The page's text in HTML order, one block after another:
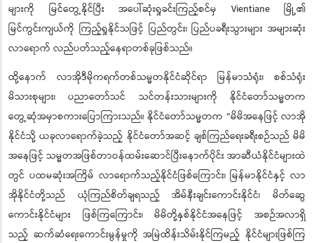
များကို မြင်တွေ့နိုင်ပြီး အပေါ်ဆုံးရှုခင်းကြည့်စင်မှ Vientiane မြို့၏
မြင်ကွင်းကျယ်ကို ကြည့်ရှုနိုင်သဖြင့် ပြည်တွင်း၊ ပြည်ပခရီးသွားများ အများဆုံး
လာရောက် လည်ပတ်သည့်နေရာတစ်ခုဖြစ်သည်။
ထို့နောက် လာအိုဒီမိုကရက်တစ်သမ္မတနိုင်ငံဆိုင်ရာ မြန်မာသံရုံး၊ စစ်သံရုံး
မိသားစုများ၊ ပညာတော်သင် သင်တန်းသားများကို နိုင်ငံတော်သမ္မတက
တွေ့ဆုံအမှာစကားပြောကြားသည်။ နိုင်ငံတော်သမ္မတက “မိမိအနေဖြင့် လာအို
နိုင်ငံသို့ ယခုလာရောက်ခဲ့သည့် နိုင်ငံတော်အဆင့် ချစ်ကြည်ရေးခရီးစဉ်သည် မိမိ
အနေဖြင့် သမ္မတအဖြစ်တာဝန်ထမ်းဆောင်ပြီးနောက်ပိုင်း အာဆီယံနိုင်ငံများထဲ
တွင် ပထမဆုံးအကြိမ် လာရောက်သည့်နိုင်ငံဖြစ်ကြောင်း၊ မြန်မာနိုင်ငံနှင့် လာ
အိုနိုင်ငံတို့သည် ယုံကြည်စိတ်ချရသည့် အိမ်နီးချင်းကောင်းနိုင်ငံ၊ မိတ်ဆွေ
ကောင်းနိုင်ငံများ ဖြစ်ကြကြောင်း၊ မိမိတို့နှစ်နိုင်ငံအနေဖြင့် အစဉ်အလာရှိ
သည့် ဆက်ဆံရေးကောင်းမွန်မှုကို အမြဲထိန်းသိမ်းနိုင်ကြမည့် နိုင်ငံများဖြစ်ကြ